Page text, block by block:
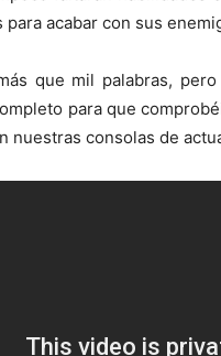
acabar con sus
que mil palabras,
para que
nuestras consolas de